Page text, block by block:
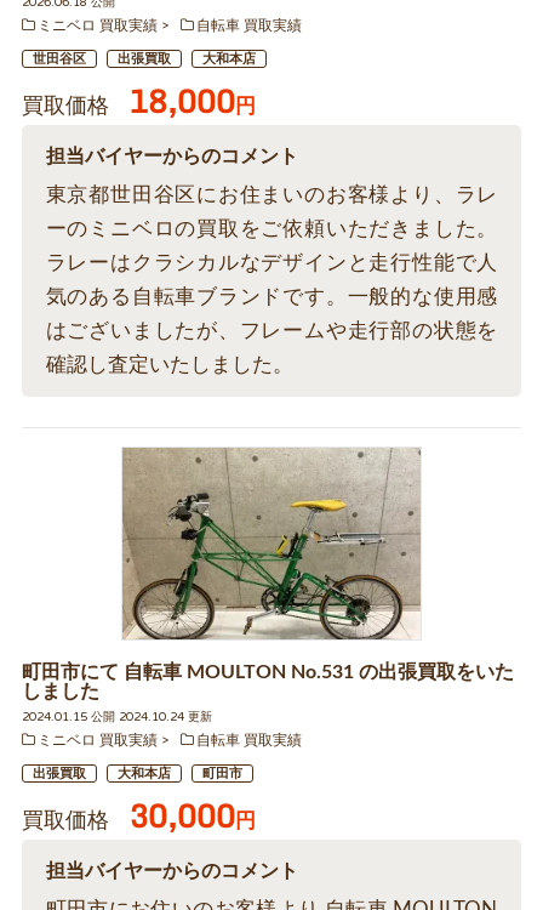
ミニベロ 買取実績
自転車 買取実績
世田谷区 出張買取 大和本店
買取価格 18,000円
担当バイヤーからのコメント
東京都世田谷区にお住まいのお客様より、ラレ
ーのミニベロの買取をご依頼いただきました。
ラレーはクラシカルなデザインと走行性能で人
気のある自転車ブランドです。一般的な使用感
はございましたが、フレームや走行部の状態を
確認し査定いたしました。
町田市にて 自転車 MOULTON No.531 の出張買取をいた
しました
2024.01.15 公開 2024.10.24 更新
ミニベロ 買取実績
自転車 買取実績
出張買取 大和本店 町田市
買取価格 30,000円
担当バイヤーからのコメント